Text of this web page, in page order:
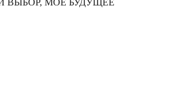
ВЫБОР, МОЁ БУДУЩЕЕ